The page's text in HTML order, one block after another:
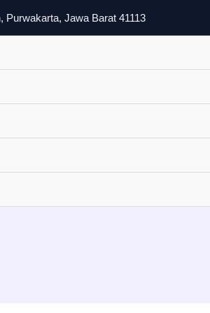
Purwakarta, Jawa Barat 41113